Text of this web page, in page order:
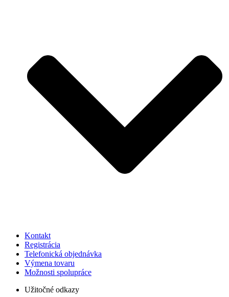
Kontakt
Registrácia
Telefonická objednávka
Výmena tovaru
Možnosti spolupráce
Užitočné odkazy